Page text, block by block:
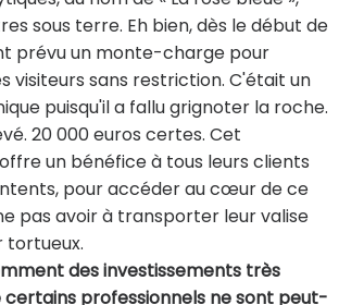
sous terre. Eh bien, dès le début de
prévu un monte-charge pour
visiteurs sans restriction. C'était un
puisqu'il a fallu grignoter la roche.
20 000 euros certes. Cet
un bénéfice à tous leurs clients
pour accéder au cœur de ce
pas avoir à transporter leur valise
tortueux.
des investissements très
professionnels ne sont peut-